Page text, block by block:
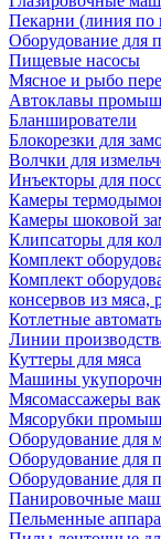
Пекарни (линия по
Оборудование для
Пищевые насосы
Мясное и рыбо
Автоклавы
Бланширователи
Блокорезки для
Волчки для
Инъекторы для
Камеры
Камеры шоковой
Клипсаторы для
Комплект
Комплект
консервов из
Котлетные
Линии
Куттеры для мяса
Машины
Мясомассажеры
Мясорубки
Оборудование для
Оборудование для
Оборудование для
Панировочные
Пельменные